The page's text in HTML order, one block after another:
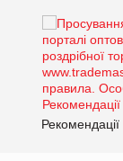
Рекомендації